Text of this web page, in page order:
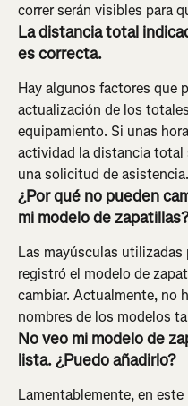
correr serán visibles para
La distancia total
es correcta.
Hay algunos factores que
actualización de los
equipamiento. Si unas
actividad la distancia total
una solicitud de asistencia.
¿Por qué no pueden
mi modelo de zapatillas?
Las mayúsculas
registró el modelo de
cambiar. Actualmente, no
nombres de los modelos
No veo mi modelo de
lista. ¿Puedo añadirlo?
Lamentablemente, en